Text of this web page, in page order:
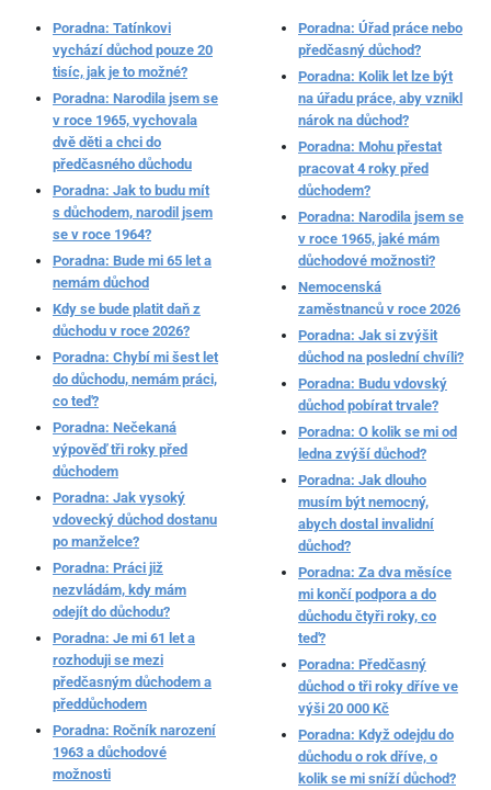
Poradna: Tatínkovi
vychází důchod pouze 20
tisíc, jak je to možné?
Poradna: Narodila jsem se
v roce 1965, vychovala
dvě děti a chci do
předčasného důchodu
Poradna: Jak to budu mít
s důchodem, narodil jsem
se v roce 1964?
Poradna: Bude mi 65 let a
nemám důchod
Kdy se bude platit daň z
důchodu v roce 2026?
Poradna: Chybí mi šest let
do důchodu, nemám práci,
co teď?
Poradna: Nečekaná
výpověď tři roky před
důchodem
Poradna: Jak vysoký
vdovecký důchod dostanu
po manželce?
Poradna: Práci již
nezvládám, kdy mám
odejít do důchodu?
Poradna: Je mi 61 let a
rozhoduji se mezi
předčasným důchodem a
předdůchodem
Poradna: Ročník narození
1963 a důchodové
možnosti
Poradna: Úřad práce nebo
předčasný důchod?
Poradna: Kolik let lze být
na úřadu práce, aby vznikl
nárok na důchod?
Poradna: Mohu přestat
pracovat 4 roky před
důchodem?
Poradna: Narodila jsem se
v roce 1965, jaké mám
důchodové možnosti?
Nemocenská
zaměstnanců v roce 2026
Poradna: Jak si zvýšit
důchod na poslední chvíli?
Poradna: Budu vdovský
důchod pobírat trvale?
Poradna: O kolik se mi od
ledna zvýší důchod?
Poradna: Jak dlouho
musím být nemocný,
abych dostal invalidní
důchod?
Poradna: Za dva měsíce
mi končí podpora a do
důchodu čtyři roky, co
teď?
Poradna: Předčasný
důchod o tři roky dříve ve
výši 20 000 Kč
Poradna: Když odejdu do
důchodu o rok dříve, o
kolik se mi sníží důchod?